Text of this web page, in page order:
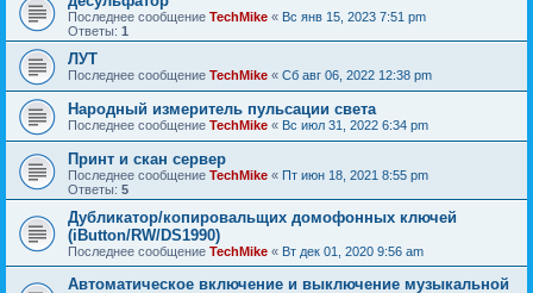
Последнее сообщение TechMike « Вс янв 15, 2023 7:51 pm
Ответы: 1
ЛУТ
Последнее сообщение TechMike « Сб авг 06, 2022 12:38 pm
Народный измеритель пульсации света
Последнее сообщение TechMike « Вс июл 31, 2022 6:34 pm
Принт и скан сервер
Последнее сообщение TechMike « Пт июн 18, 2021 8:55 pm
Ответы: 5
Дубликатор/копировальщих домофонных ключей
(iButton/RW/DS1990)
Последнее сообщение TechMike « Вт дек 01, 2020 9:56 am
Автоматическое включение и выключение музыкальной